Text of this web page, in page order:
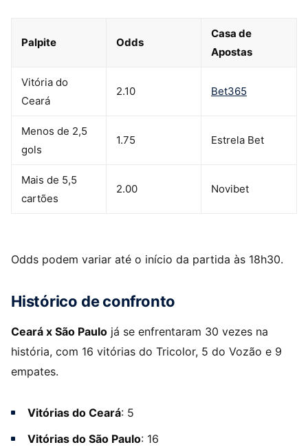
Palpite Odds
Casa de
Apostas
Vitória do
Ceará
2.10 Bet365
Menos de 2,5
gols
1.75 Estrela Bet
Mais de 5,5
cartões
2.00 Novibet
Odds podem variar até o início da partida às 18h30.
Histórico de confronto
Ceará x São Paulo já se enfrentaram 30 vezes na
história, com 16 vitórias do Tricolor, 5 do Vozão e 9
empates.
Vitórias do Ceará: 5
Vitórias do São Paulo: 16